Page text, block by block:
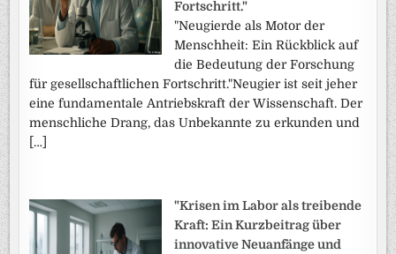
Fortschritt."
"Neugierde als Motor der
Menschheit: Ein Rückblick auf
die Bedeutung der Forschung
für gesellschaftlichen Fortschritt."Neugier ist seit jeher
eine fundamentale Antriebskraft der Wissenschaft. Der
menschliche Drang, das Unbekannte zu erkunden und
[…]
"Krisen im Labor als treibende
Kraft: Ein Kurzbeitrag über
innovative Neuanfänge und